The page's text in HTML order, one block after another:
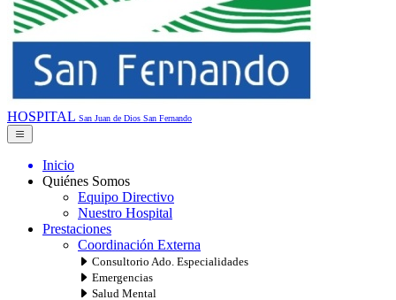
HOSPITAL San Juan de Dios San Fernando
Inicio
Quiénes Somos
Equipo Directivo
Nuestro Hospital
Prestaciones
Coordinación Externa
Consultorio Ado. Especialidades
Emergencias
Salud Mental